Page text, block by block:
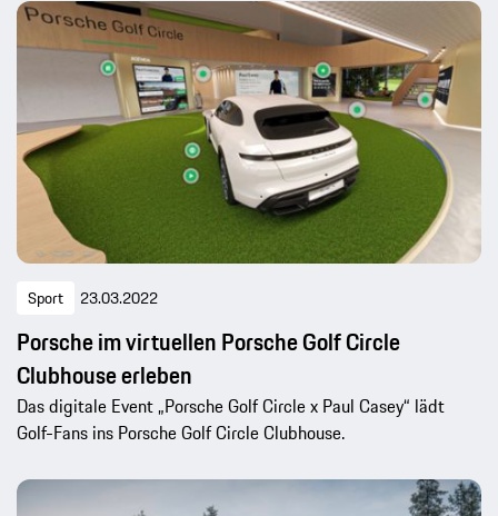
Sport 23.03.2022
Porsche im virtuellen Porsche Golf Circle
Clubhouse erleben
Das digitale Event „Porsche Golf Circle x Paul Casey“ lädt
Golf-Fans ins Porsche Golf Circle Clubhouse.